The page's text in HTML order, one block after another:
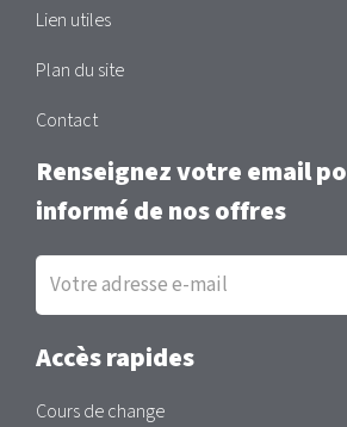
Lien utiles
Plan du site
Contact
Renseignez votre email
informé de nos offres
Inscription
la
newsletter
Accès rapides
Cours de change